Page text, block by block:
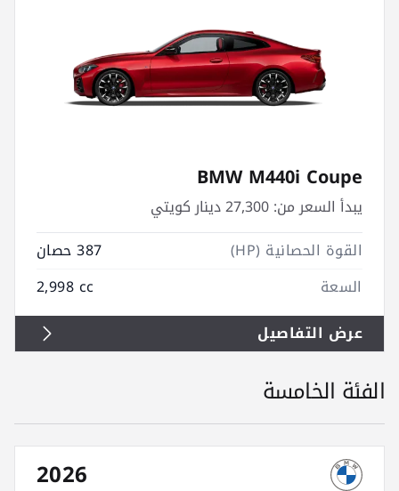
BMW M440i Coupe
يبدأ السعر من:
القوة الحصانية (HP)
387 حصان
السعة
2,998 cc
عرض التفاصيل
الفئة الخامسة
2026